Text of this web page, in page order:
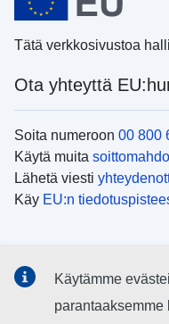
Tätä verkkosivustoa
Ota yhteyttä
Soita numeroon 00 800
Käytä muita
Lähetä viesti
Käy EU:n
sosiaalisessa
Käytämme
parantaaksemme